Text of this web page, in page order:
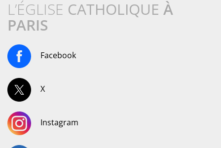
L’ÉGLISE CATHOLIQUE À
PARIS
Facebook
X
Instagram